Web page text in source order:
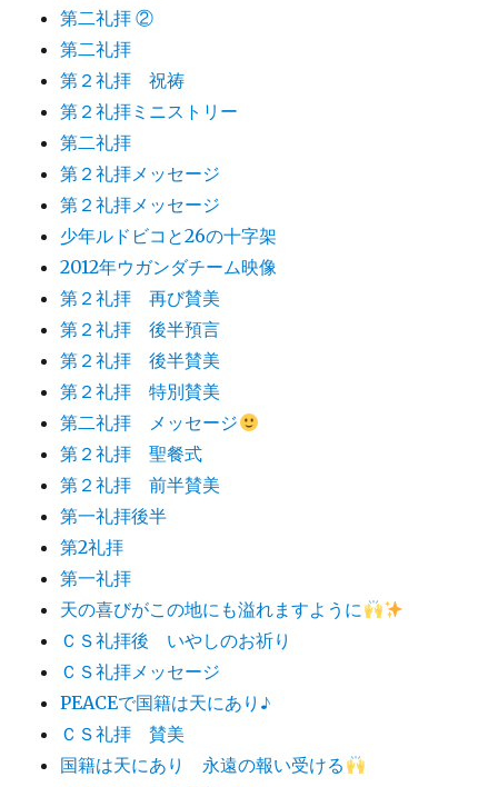
第二礼拝 ②
第二礼拝
第２礼拝 祝祷
第２礼拝ミニストリー
第二礼拝
第２礼拝メッセージ
第２礼拝メッセージ
少年ルドビコと26の十字架
2012年ウガンダチーム映像
第２礼拝 再び賛美
第２礼拝 後半預言
第２礼拝 後半賛美
第２礼拝 特別賛美
第二礼拝 メッセージ
第２礼拝 聖餐式
第２礼拝 前半賛美
第一礼拝後半
第2礼拝
第一礼拝
天の喜びがこの地にも溢れますように
ＣＳ礼拝後 いやしのお祈り
ＣＳ礼拝メッセージ
PEACEで国籍は天にあり♪
ＣＳ礼拝 賛美
国籍は天にあり 永遠の報い受ける